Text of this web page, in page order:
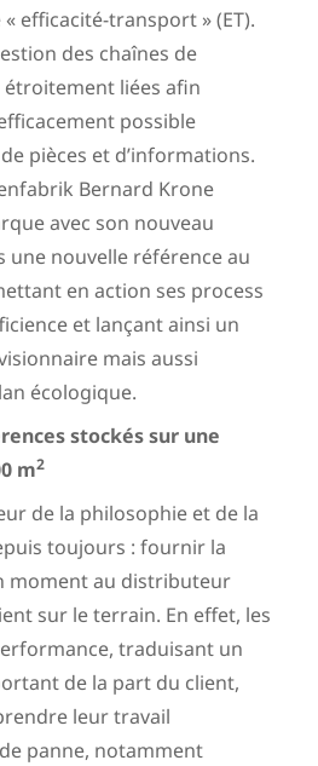
efficacité-transport » (ET).
des chaînes de
liées afin
possible
pièces et d’informations.
Bernard Krone
avec son nouveau
une nouvelle référence au
en action ses process
et lançant ainsi un
mais aussi
écologique.
stockés sur une
m2
de la philosophie et de la
toujours : fournir la
moment au distributeur
sur le terrain. En effet, les
traduisant un
de la part du client,
leur travail
panne, notamment